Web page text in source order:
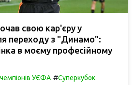
свою кар'єру у
переходу з "Динамо":
в моєму професійному
чемпіонів УЄФА #Суперкубок